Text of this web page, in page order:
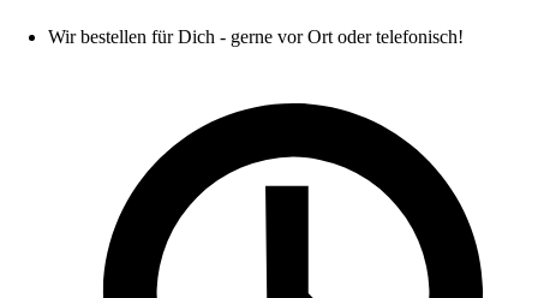
Wir bestellen für Dich - gerne vor Ort oder telefonisch!